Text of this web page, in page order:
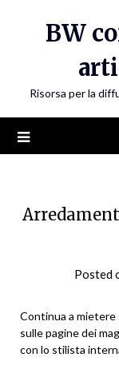
BW
Risorsa per la
Posted
Continua a mietere
sulle pagine dei
con lo stilista